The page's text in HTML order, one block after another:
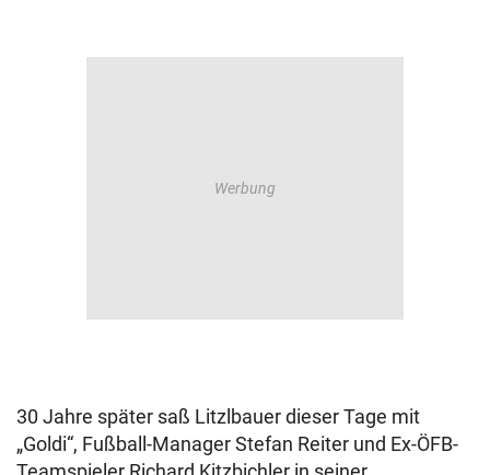
30 Jahre später saß Litzlbauer dieser Tage mit
„Goldi“, Fußball-Manager Stefan Reiter und Ex-ÖFB-